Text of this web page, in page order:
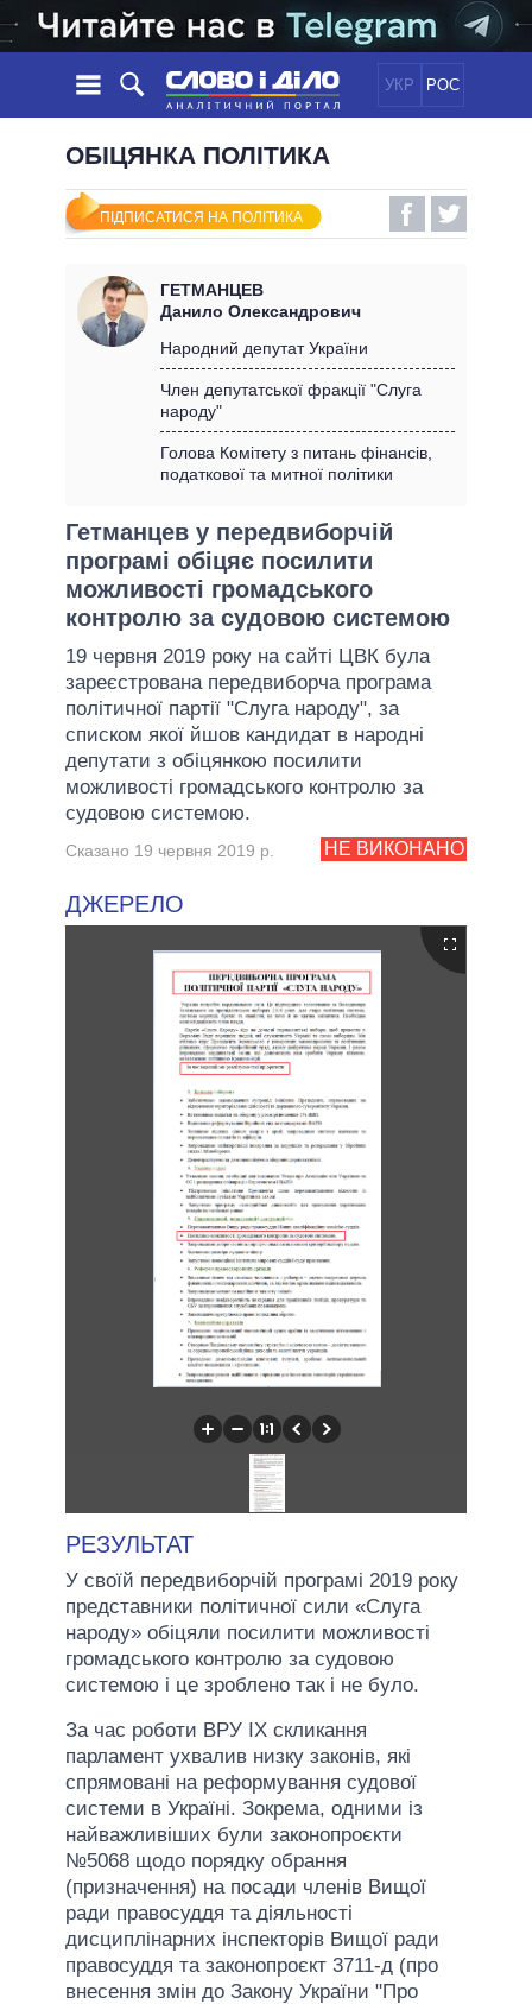
УКР РОС
НОВИНИ
СТРІЧКА
ПОДІЇ
СТАТТІ
ДУМКИ
ОГЛЯДИ
ДАЙДЖЕСТИ
ПОЛІТИКА
ЕКОНОМІКА
СВІТ
ОБIЦЯНКИ
УСІ ПОЛІТИКИ
ПРЕЗИДЕНТ І ОФІС
КАБІНЕТ МІНІСТРІВ
ГОЛОВИ ОБЛАДМІНІСТРАЦІЙ
МЕРИ МІСТ
ІНФОГРАФІКА
ВІДЕО
ПІДТРИМАТИ
ПОРІВНЯННЯ ПОЛІТИКІВ
ОБІЦЯНКА ПОЛІТИКА
ПІДПИСАТИСЯ НА ПОЛІТИКА
ГЕТМАНЦЕВ
Данило Олександрович
Народний депутат України
Член депутатської фракції "Слуга
народу"
Голова Комітету з питань фінансів,
податкової та митної політики
Гетманцев у передвиборчій
програмі обіцяє посилити
можливості громадського
контролю за судовою системою
19 червня 2019 року на сайті ЦВК була
зареєстрована передвиборча програма
політичної партії "Слуга народу", за
списком якої йшов кандидат в народні
депутати з обіцянкою посилити
можливості громадського контролю за
судовою системою.
НЕ ВИКОНАНО
Сказано 19 червня 2019 р.
ДЖЕРЕЛО
РЕЗУЛЬТАТ
У своїй передвиборчій програмі 2019 року
представники політичної сили «Слуга
народу» обіцяли посилити можливості
громадського контролю за судовою
системою і це зроблено так і не було.
За час роботи ВРУ IX скликання
парламент ухвалив низку законів, які
спрямовані на реформування судової
системи в Україні. Зокрема, одними із
найважливіших були законопроєкти
№5068 щодо порядку обрання
(призначення) на посади членів Вищої
ради правосуддя та діяльності
дисциплінарних інспекторів Вищої ради
правосуддя та законопроєкт 3711-д (про
внесення змін до Закону України "Про